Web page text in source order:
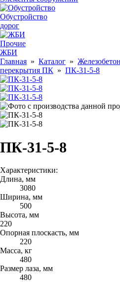
Обустройство
дорог
Прочие
ЖБИ
Главная » Каталог »
перекрытия ПК » ПК-31-5-8
ПК-31-5-8
Характеристики:
Длина, мм
3080
Ширина, мм
500
Высота, мм
220
Опорная плоскасть, мм
220
Масса, кг
480
Размер лаза, мм
480